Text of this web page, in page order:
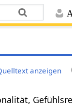
anzeigen